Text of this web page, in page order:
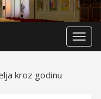
kroz godinu